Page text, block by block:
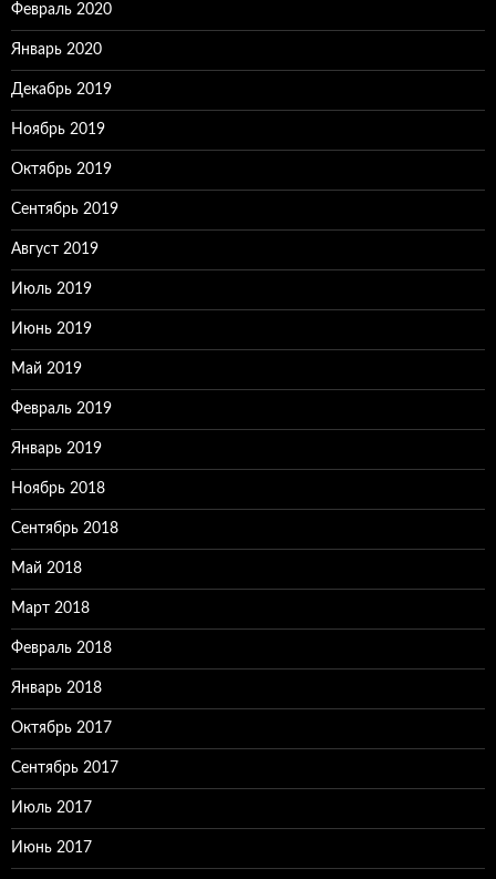
Февраль 2020
Январь 2020
Декабрь 2019
Ноябрь 2019
Октябрь 2019
Сентябрь 2019
Август 2019
Июль 2019
Июнь 2019
Май 2019
Февраль 2019
Январь 2019
Ноябрь 2018
Сентябрь 2018
Май 2018
Март 2018
Февраль 2018
Январь 2018
Октябрь 2017
Сентябрь 2017
Июль 2017
Июнь 2017